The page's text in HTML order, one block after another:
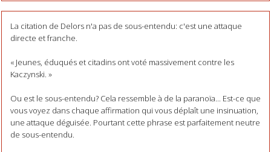
La citation de Delors n'a pas de sous-entendu: c'est une attaque
directe et franche.
« Jeunes, éduqués et citadins ont voté massivement contre les
Kaczynski. »
Ou est le sous-entendu? Cela ressemble à de la paranoïa... Est-ce que
vous voyez dans chaque affirmation qui vous déplaît une insinuation,
une attaque déguisée. Pourtant cette phrase est parfaitement neutre
de sous-entendu.